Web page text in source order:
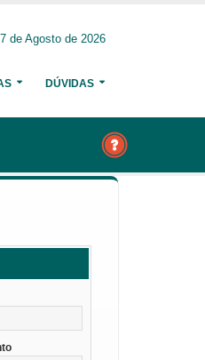
de Agosto de 2026
DÚVIDAS